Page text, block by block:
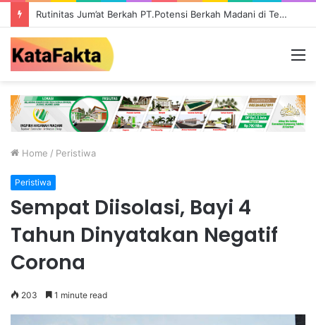
Rutinitas Jum’at Berkah PT.Potensi Berkah Madani di Tebo, Salurkan Bantuan ke Masyarakat
Home / Peristiwa
Peristiwa
Sempat Diisolasi, Bayi 4
Tahun Dinyatakan Negatif
Corona
203 1 minute read